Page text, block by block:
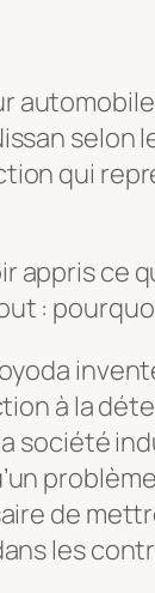
qui
appris ce
:
à la
société
de
les